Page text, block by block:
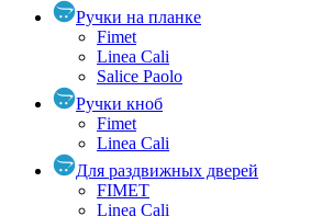
Ручки на планке
Fimet
Linea Cali
Salice Paolo
Ручки кноб
Fimet
Linea Cali
Для раздвижных дверей
FIMET
Linea Cali